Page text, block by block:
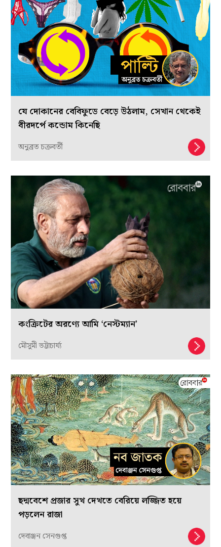
যে দোকানের বেবিফুডে বেড়ে উঠলাম, সেখান থেকেই
বীরদর্পে কন্ডোম কিনেছি
অনুব্রত চক্রবর্তী
কংক্রিটের অরণ্যে আমি ‘নেস্টম্যান’
মৌসুমী ভট্টাচার্য্য
ছদ্মবেশে প্রজার সুখ দেখতে বেরিয়ে লজ্জিত হয়ে
পড়লেন রাজা
দেবাঞ্জন সেনগুপ্ত